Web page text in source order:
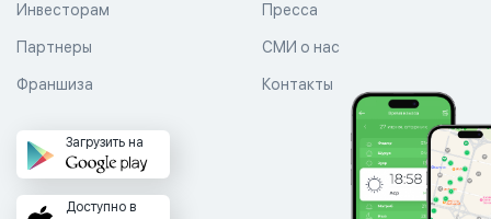
Пресса
СМИ о нас
Контакты
Инвесторам
Партнеры
Франшиза
Загрузить на
Доступно в